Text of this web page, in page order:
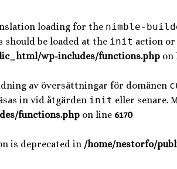
loading for the nimble-
be loaded at the init action or
wp-includes/functions.php on
av översättningar för domänen
in vid åtgärden init eller senare.
functions.php on line 6170
is deprecated in /home/nestorfo/